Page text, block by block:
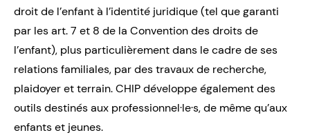
droit de l’enfant à l’identité juridique (tel que garanti
par les art. 7 et 8 de la Convention des droits de
l’enfant), plus particulièrement dans le cadre de ses
relations familiales, par des travaux de recherche,
plaidoyer et terrain. CHIP développe également des
outils destinés aux professionnel·le·s, de même qu’aux
enfants et jeunes.